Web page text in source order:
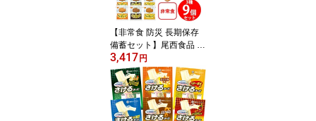
【非常食 防災 長期保存
備蓄セット】尾西食品 ひ
だまりパン 全3種 9袋 ア
ソートセット
3,417円